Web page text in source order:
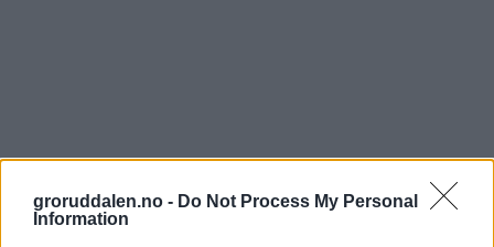
groruddalen.no - Do Not Process My Personal
Information